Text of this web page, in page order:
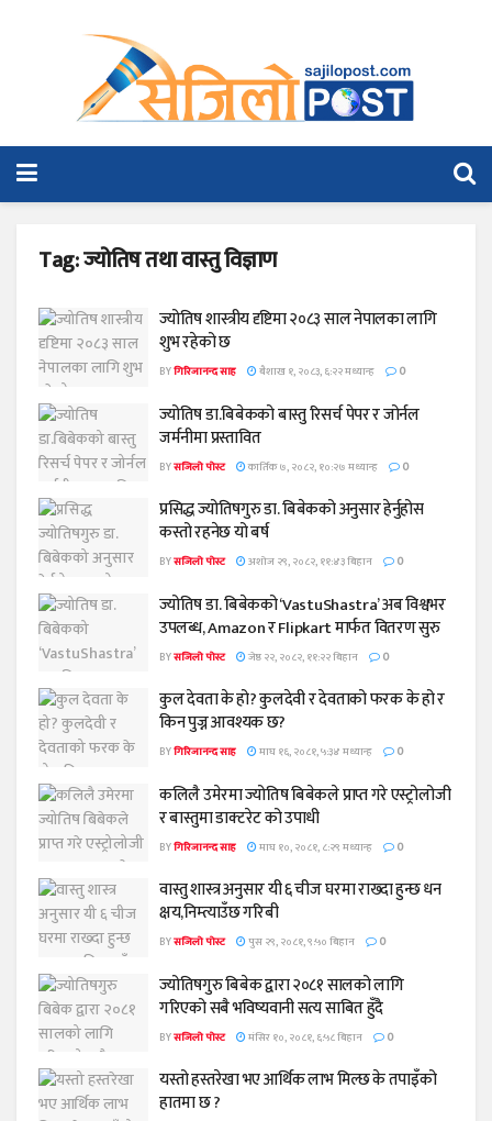
Tag:ज्योतिष तथा वास्तु विज्ञाण
ज्योतिष शास्त्रीय दृष्टिमा २०८३ साल नेपालका लागि
शुभ रहेको छ
BYगिरिजानन्द साह बैशाख १, २०८३, ६:२२ मध्यान्ह 0
ज्योतिष डा.बिबेकको बास्तु रिसर्च पेपर र जोर्नल
जर्मनीमा प्रस्तावित
BYसजिलो पोस्ट कार्तिक ७, २०८२, १०:२७ मध्यान्ह 0
प्रसिद्ध ज्योतिषगुरु डा. बिबेकको अनुसार हेर्नुहोस
कस्तो रहनेछ यो बर्ष
BYसजिलो पोस्ट अशोज २९, २०८२, ११:४३ बिहान 0
ज्योतिष डा. बिबेकको ‘VastuShastra’ अब विश्वभर
उपलब्ध, Amazon र Flipkart मार्फत वितरण सुरु
BYसजिलो पोस्ट जेष्ठ २२, २०८२, ११:२२ बिहान 0
कुल देवता के हो? कुलदेवी र देवताको फरक के हो र
किन पुज्न आवश्यक छ?
BYगिरिजानन्द साह माघ १६, २०८१, ५:३४ मध्यान्ह 0
कलिलै उमेरमा ज्योतिष बिबेकले प्राप्त गरे एस्ट्रोलोजी
र बास्तुमा डाक्टरेट को उपाधी
BYगिरिजानन्द साह माघ १०, २०८१, ८:२९ मध्यान्ह 0
वास्तु शास्त्र अनुसार यी ६ चीज घरमा राख्दा हुन्छ धन
क्षय,निम्त्याउँछ गरिबी
BYसजिलो पोस्ट पुस २९, २०८१, ९:५० बिहान 0
ज्योतिषगुरु बिबेक द्वारा २०८१ सालको लागि
गरिएको सबै भविष्यवानी सत्य साबित हुँदै
BYसजिलो पोस्ट मंसिर १०, २०८१, ६:५८ बिहान 0
यस्तो हस्तरेखा भए आर्थिक लाभ मिल्छ के तपाइँको
हातमा छ ?